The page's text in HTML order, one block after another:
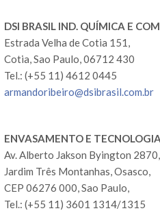
DSI BRASIL IND. QUÍMICA E
Estrada Velha de Cotia 151,
Cotia, Sao Paulo, 06712 430
Tel.: (+55 11) 4612 0445
armandoribeiro@dsibrasil.com.br
ENVASAMENTO E
Av. Alberto Jakson Byington 2870,
Jardim Três Montanhas, Osasco,
CEP 06276 000, Sao Paulo,
Tel.: (+55 11) 3601 1314/1315